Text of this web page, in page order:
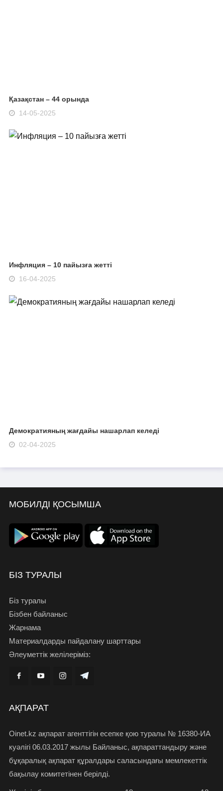
Қазақстан – 44 орында
14-05-2025
Инфляция – 10 пайызға жетті
16-04-2025
Демократияның жағдайы нашарлап келеді
02-04-2025
МОБИЛДІ ҚОСЫМША
БІЗ ТУРАЛЫ
Біз туралы
Бізбен байланыс
Жарнама
Материалдарды пайдалану шарттары
Әлеуметтік желілеріміз:
АҚПАРАТ
Oinet.kz ақпарат агенттігін есепке қою туралы № 16380-ИА
куәлігі 06.03.2017 жылы Байланыс, ақпараттандыру және
бұқаралық ақпарат құралдары саласындағы мемлекеттік
бақылау комитетінен берілді.